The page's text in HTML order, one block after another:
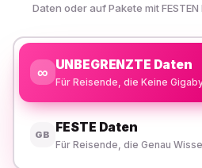
Daten oder auf Pakete mit
∞ UNBEGRENZTE Daten
Für Reisende, die Keine
GB FESTE Daten
Für Reisende, die Genau